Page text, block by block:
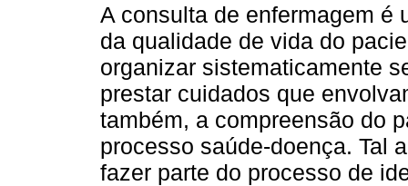
A consulta de enfermagem é
da qualidade de vida do
organizar sistematicamente
prestar cuidados que
também, a compreensão do
processo saúde-doença. Tal
fazer parte do processo de